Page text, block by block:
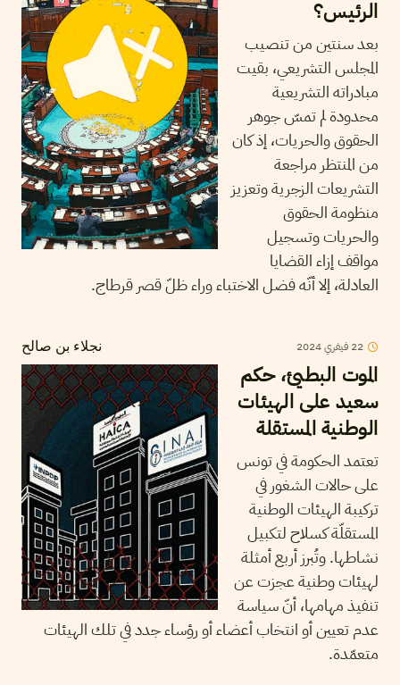
الرئيس؟
بعد سنتين من تنصيب
المجلس التشريعي، بقيت
مبادراته التشريعية
محدودة لم تمسّ جوهر
الحقوق والحريات، إذ كان
من المنتظر مراجعة
التشريعات الزجرية وتعزيز
منظومة الحقوق
والحريات وتسجيل
مواقف إزاء القضايا
العادلة، إلا أنّه فضل الاختباء وراء ظلّ قصر قرطاج.
نجلاء بن صالح 22 فيفري2024
الموت البطيئ، حكم
سعيد على الهيئات
الوطنية المستقلة
تعتمد الحكومة في تونس
على حالات الشغور في
تركيبة الهيئات الوطنية
المستقلّة كسلاح لتكبيل
نشاطها. وتُبرز أربع أمثلة
لهيئات وطنية عجزت عن
تنفيذ مهامها، أنّ سياسة
عدم تعيين أو انتخاب أعضاء أو رؤساء جدد في تلك الهيئات
متعمّدة.